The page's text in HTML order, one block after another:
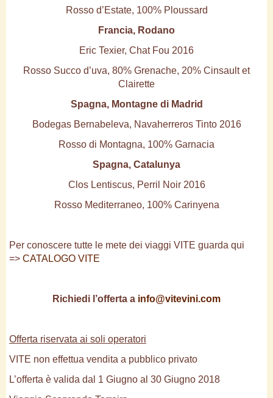
Rosso d’Estate, 100% Ploussard
Francia, Rodano
Eric Texier, Chat Fou 2016
Rosso Succo d’uva, 80% Grenache, 20% Cinsault et
Clairette
Spagna, Montagne di Madrid
Bodegas Bernabeleva, Navaherreros Tinto 2016
Rosso di Montagna, 100% Garnacia
Spagna, Catalunya
Clos Lentiscus, Perril Noir 2016
Rosso Mediterraneo, 100% Carinyena
Per conoscere tutte le mete dei viaggi VITE guarda qui
=> CATALOGO VITE
Richiedi l’offerta a info@vitevini.com
Offerta riservata ai soli operatori
VITE non effettua vendita a pubblico privato
L’offerta è valida dal 1 Giugno al 30 Giugno 2018